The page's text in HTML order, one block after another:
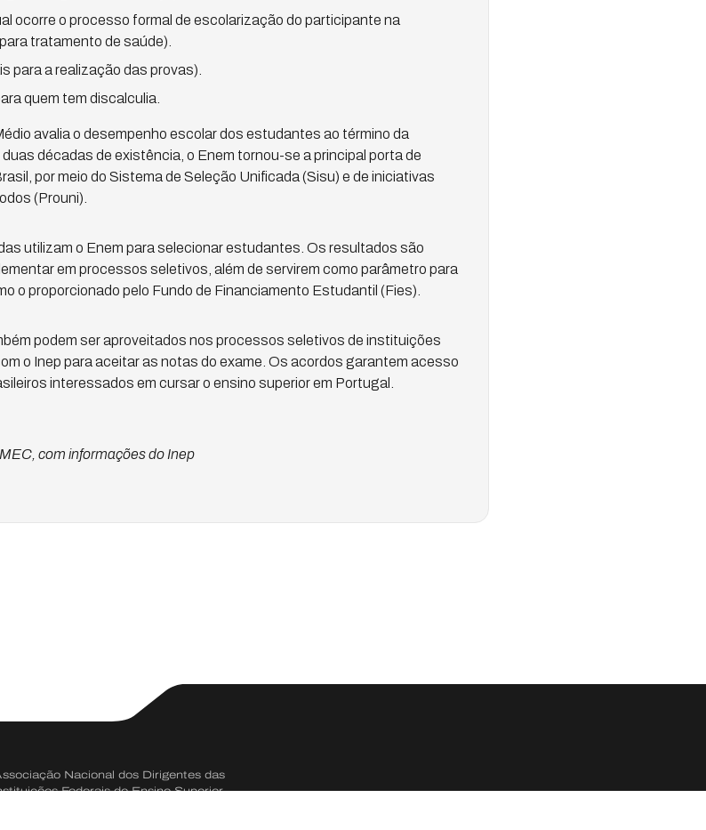
ocorre o processo formal de escolarização do participante na
tratamento de saúde).
para a realização das provas).
quem tem discalculia.
avalia o desempenho escolar dos estudantes ao término da
décadas de existência, o Enem tornou-se a principal porta de
por meio do Sistema de Seleção Unificada (Sisu) e de iniciativas
(Prouni).
utilizam o Enem para selecionar estudantes. Os resultados são
em processos seletivos, além de servirem como parâmetro para
o proporcionado pelo Fundo de Financiamento Estudantil (Fies).
podem ser aproveitados nos processos seletivos de instituições
o Inep para aceitar as notas do exame. Os acordos garantem acesso
interessados em cursar o ensino superior em Portugal.
com informações do Inep
Nacional dos Dirigentes das
Federais de Ensino Superior.